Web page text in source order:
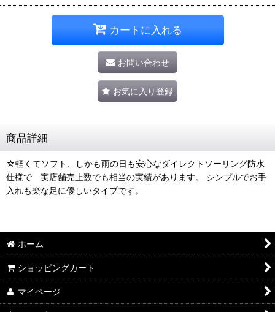
カートに入れる
お問い合わせ
お気に入り登録
商品詳細
☆軽くてソフト、しかも雨の日も安心なダイレクトソーリング防水
仕様で 実店舗売上数でも相当の実績があります。 シンプルでお手
入れも楽な足に優しいタイプです。
ホーム
ショッピングカート
マイページ